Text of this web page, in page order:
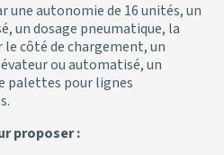
une autonomie de 16 unités, un
un dosage pneumatique, la
côté de chargement, un
ou automatisé, un
palettes pour lignes
proposer :